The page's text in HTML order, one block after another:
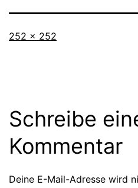
Originalgröße
252 × 252
Schreibe
Kommentar
Deine E-Mail-Adresse wird